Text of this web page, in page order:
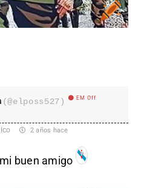
(@elposs527) EM Off
2 años hace
buen amigo